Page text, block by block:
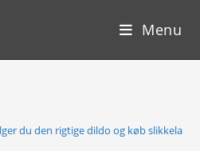
Menu
du den rigtige dildo og køb